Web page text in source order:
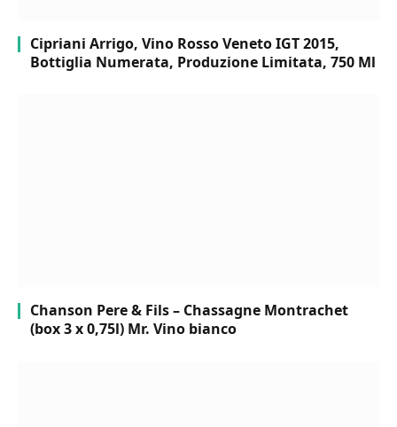
Cipriani Arrigo, Vino Rosso Veneto IGT 2015,
Bottiglia Numerata, Produzione Limitata, 750 Ml
Chanson Pere & Fils – Chassagne Montrachet
(box 3 x 0,75l) Mr. Vino bianco